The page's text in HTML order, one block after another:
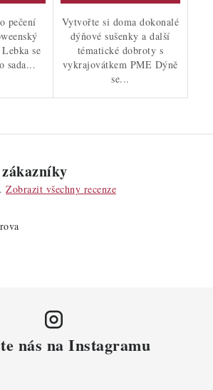
pečení
se
sada...
Vytvořte si doma dokonalé
dýňové sušenky a další
tématické dobroty s
vykrajovátkem PME Dýně
se...
Zobrazit všechny recenze
nás na Instagramu